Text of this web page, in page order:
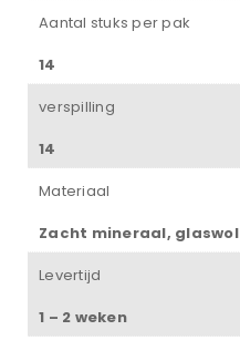
Aantal stuks per pak
14
verspilling
14
Materiaal
Zacht mineraal, glaswol
Levertijd
1 – 2 weken